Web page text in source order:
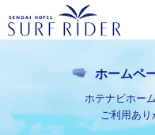
ホームペ
ホテナビホー
ご利用あり